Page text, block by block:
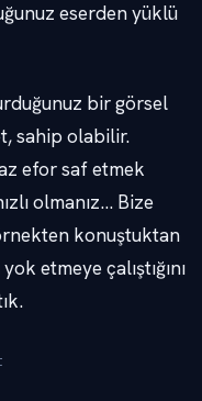
eserden yüklü
bir görsel
sahip olabilir.
efor saf etmek
olmanız… Bize
konuştuktan
etmeye çalıştığını